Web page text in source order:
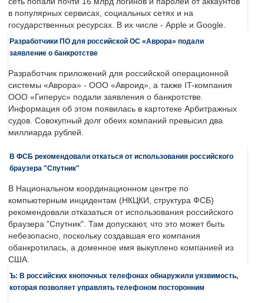
в популярных сервисах, социальных сетях и на
государственных ресурсах. В их числе - Apple и Google.
Разработчики ПО для российской ОС «Аврора» подали
заявление о банкротстве
Разработчик приложений для российской операционной
системы «Аврора» - ООО «Авроид», а также IT-компания
ООО «Гиперус» подали заявления о банкротстве.
Информация об этом появилась в картотеке Арбитражных
судов. Совокупный долг обеих компаний превысил два
миллиарда рублей.
В ФСБ рекомендовали откаться от использования российского
браузера "Спутник"
В Национальном координационном центре по
компьютерным инцидентам (НКЦКИ, структура ФСБ)
рекомендовали отказаться от использования российского
браузера "Спутник". Там допускают, что это может быть
небезопасно, поскольку создавшая его компания
обанкротилась, а доменное имя выкуплено компанией из
США.
Ъ: В российских кнопочных телефонах обнаружили уязвимость,
которая позволяет управлять телефоном посторонним